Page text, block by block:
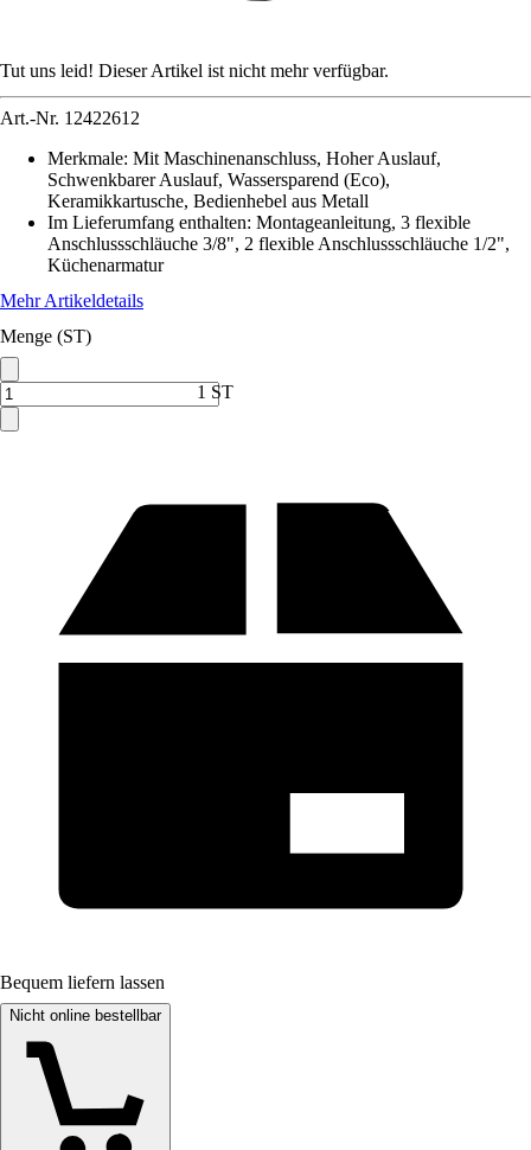
Tut uns leid! Dieser Artikel ist nicht mehr verfügbar.
Art.-Nr. 12422612
Merkmale: Mit Maschinenanschluss, Hoher Auslauf,
Schwenkbarer Auslauf, Wassersparend (Eco),
Keramikkartusche, Bedienhebel aus Metall
Im Lieferumfang enthalten: Montageanleitung, 3 flexible
Anschlussschläuche 3/8", 2 flexible Anschlussschläuche 1/2",
Küchenarmatur
Mehr Artikeldetails
Menge (ST)
1 ST
Bequem liefern lassen
Nicht online bestellbar